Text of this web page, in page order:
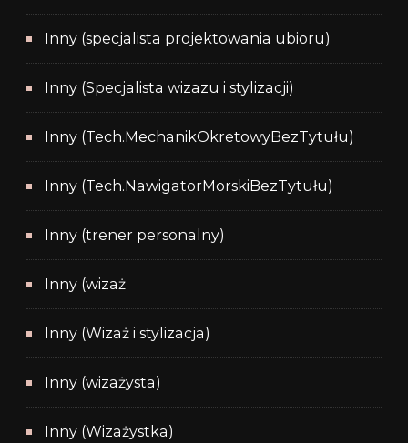
Inny (specjalista projektowania ubioru)
Inny (Specjalista wizazu i stylizacji)
Inny (Tech.MechanikOkretowyBezTytułu)
Inny (Tech.NawigatorMorskiBezTytułu)
Inny (trener personalny)
Inny (wizaż
Inny (Wizaż i stylizacja)
Inny (wizażysta)
Inny (Wizażystka)